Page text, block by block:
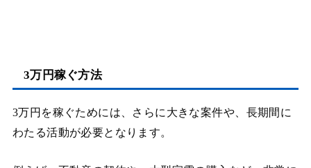
3万円稼ぐ方法
3万円を稼ぐためには、さらに大きな案件や、長期間に
わたる活動が必要となります。